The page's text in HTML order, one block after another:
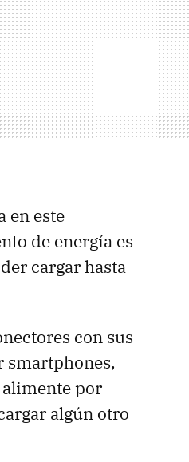
en este
de energía es
cargar hasta
con sus
smartphones,
por
algún otro